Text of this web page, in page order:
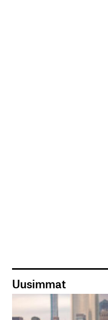
Uusimmat